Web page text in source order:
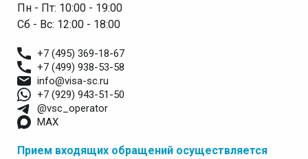
Пн - Пт: 10:00 - 19:00
Сб - Вс: 12:00 - 18:00
+7 (495) 369-18-67
+7 (499) 938-53-58
info@visa-sc.ru
+7 (929) 943-51-50
@vsc_operator
MAX
Прием входящих обращений осуществляется